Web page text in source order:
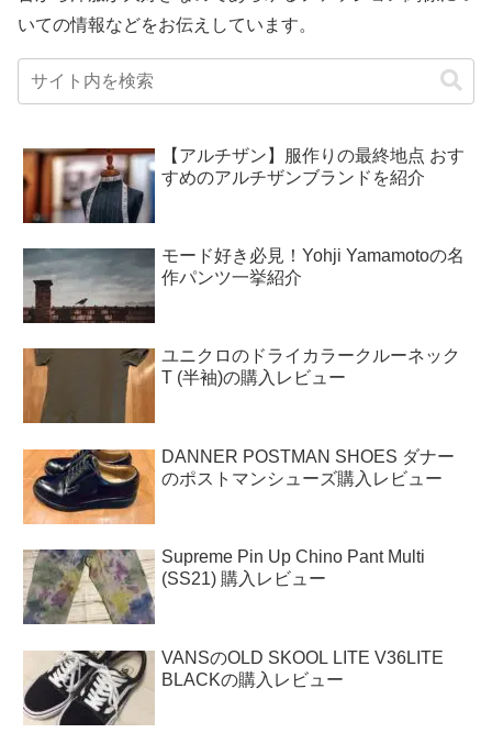
いての情報などをお伝えしています。
【アルチザン】服作りの最終地点 おす
すめのアルチザンブランドを紹介
モード好き必見！Yohji Yamamotoの名
作パンツ一挙紹介
ユニクロのドライカラークルーネック
T (半袖)の購入レビュー
DANNER POSTMAN SHOES ダナー
のポストマンシューズ購入レビュー
Supreme Pin Up Chino Pant Multi
(SS21) 購入レビュー
VANSのOLD SKOOL LITE V36LITE
BLACKの購入レビュー